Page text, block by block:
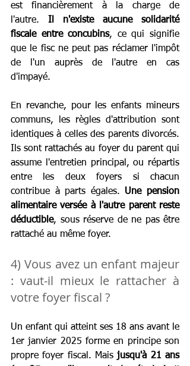
est financièrement à la charge de
l'autre. Il n'existe aucune solidarité
fiscale entre concubins, ce qui signifie
que le fisc ne peut pas réclamer l'impôt
de l'un auprès de l'autre en cas
d'impayé.
En revanche, pour les enfants mineurs
communs, les règles d'attribution sont
identiques à celles des parents divorcés.
Ils sont rattachés au foyer du parent qui
assume l'entretien principal, ou répartis
entre les deux foyers si chacun
contribue à parts égales. Une pension
alimentaire versée à l'autre parent reste
déductible, sous réserve de ne pas être
rattaché au même foyer.
4) Vous avez un enfant majeur
: vaut-il mieux le rattacher à
votre foyer fiscal ?
Un enfant qui atteint ses 18 ans avant le
1er janvier 2025 forme en principe son
propre foyer fiscal. Mais jusqu'à 21 ans